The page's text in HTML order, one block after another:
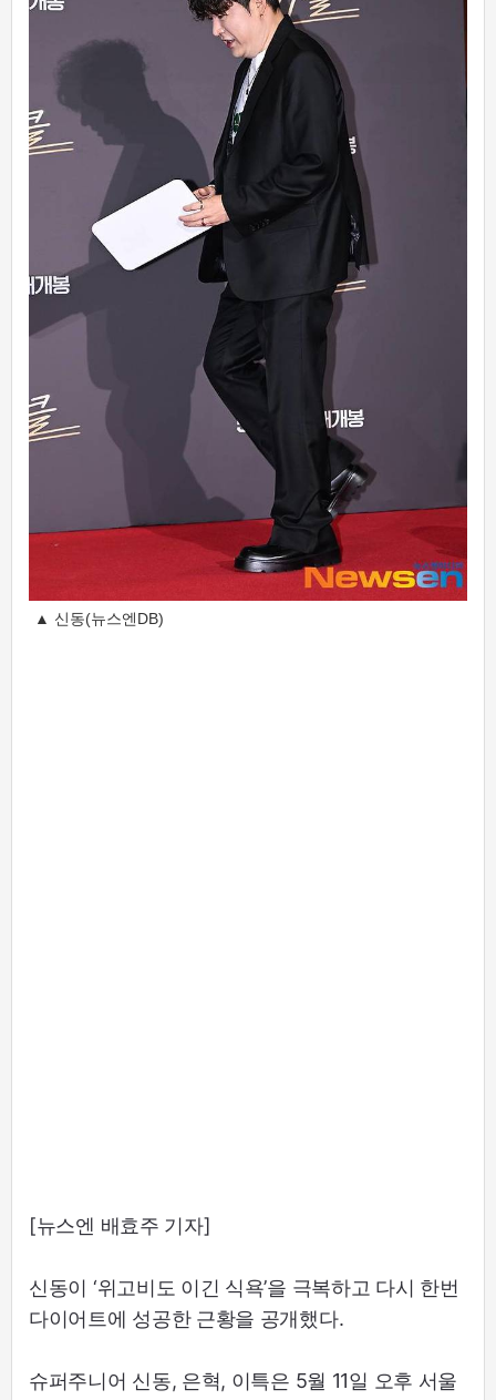
▲ 신동(뉴스엔DB)
[뉴스엔 배효주 기자]
신동이 ‘위고비도 이긴 식욕’을 극복하고 다시 한번
다이어트에 성공한 근황을 공개했다.
슈퍼주니어 신동, 은혁, 이특은 5월 11일 오후 서울